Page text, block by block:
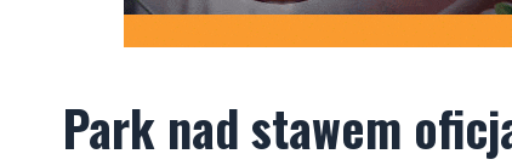
Park nad stawem